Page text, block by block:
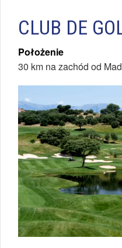
CLUB DE
Położenie
30 km na zachód od